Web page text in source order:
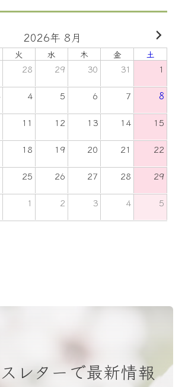
2026年 8月
火 水 木 金 土
28 29 30 31 1
4 5 6 7 8
11 12 13 14 15
18 19 20 21 22
25 26 27 28 29
1 2 3 4 5
レターで最新情報